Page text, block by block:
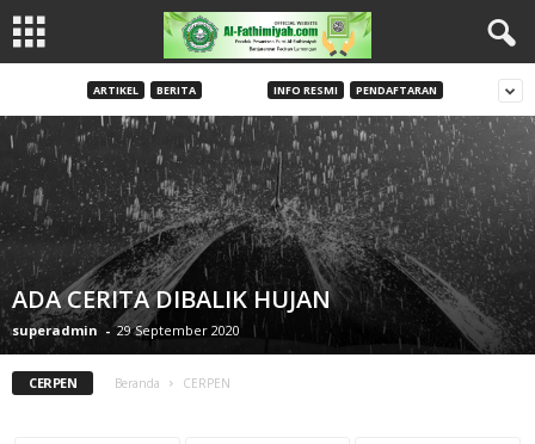
ARTIKEL BERITA INFO RESMI PENDAFTARAN
ADA CERITA DIBALIK HUJAN
superadmin - 29 September 2020
CERPEN Beranda CERPEN